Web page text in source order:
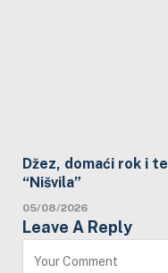
Džez, domaći rok i
“Nišvila”
05/08/2026
Leave A Reply